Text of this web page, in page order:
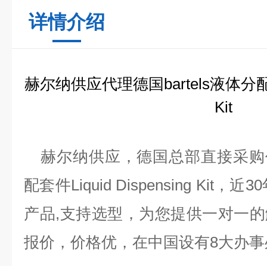
详情介绍
赫尔纳供应代理德国bartels液体分
Kit
赫尔纳供应，德国 总部直接采购
配套件Liquid Dispensing Kit，近30
产品,支持选型，为您提供一对一
报价，价格优，在中国设有8大办